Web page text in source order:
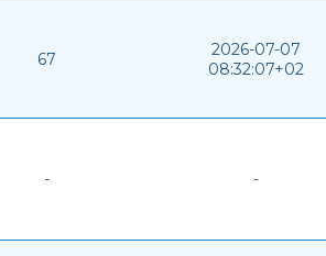
67
2026-07-07
08:32:07+02
- -